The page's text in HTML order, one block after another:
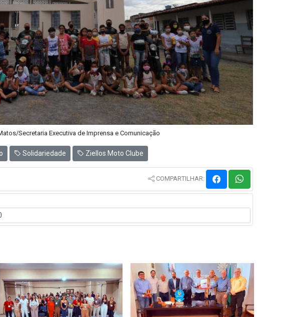
Secretaria Executiva de Imprensa e Comunicação
Solidariedade Ziellos Moto Clube
COMPARTILHAR: